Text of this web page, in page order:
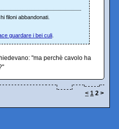
filoni abbandonati.
guardare i bei culi
"ma perchè cavolo ha
< 1 2 >